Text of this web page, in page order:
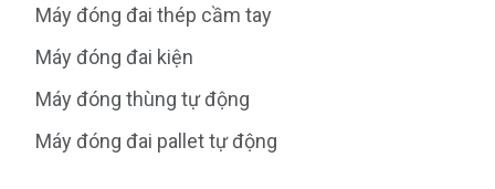
Máy đóng đai thép cầm tay
Máy đóng đai kiện
Máy đóng thùng tự động
Máy đóng đai pallet tự động